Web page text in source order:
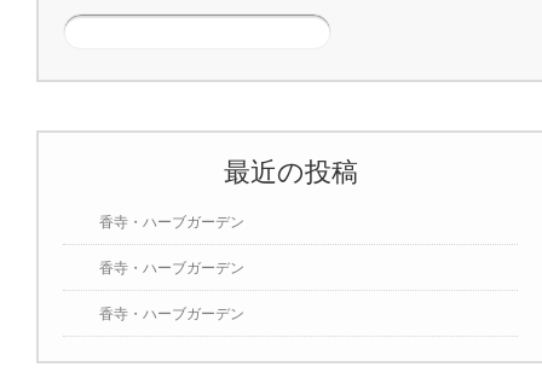
最近の投稿
香寺・ハーブガーデン
香寺・ハーブガーデン
香寺・ハーブガーデン